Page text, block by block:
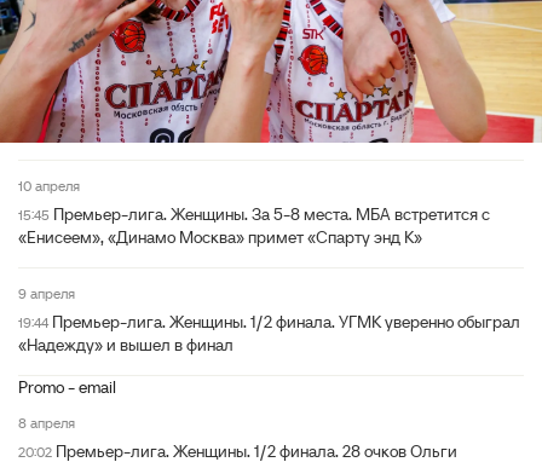
10 апреля
15:45 Премьер-лига. Женщины. За 5-8 места. МБА встретится с
«Енисеем», «Динамо Москва» примет «Спарту энд К»
9 апреля
19:44 Премьер-лига. Женщины. 1/2 финала. УГМК уверенно обыграл
«Надежду» и вышел в финал
Promo - email
8 апреля
20:02 Премьер-лига. Женщины. 1/2 финала. 28 очков Ольги